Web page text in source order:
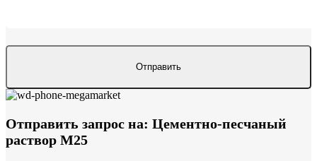
Отправить запрос на: Цементно-песчаный
раствор М25